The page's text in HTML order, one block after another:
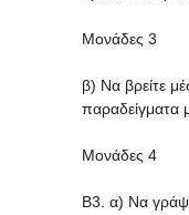
Μονάδες 3
β) Να βρείτε
παραδείγματα
Μονάδες 4
Β3. α) Να